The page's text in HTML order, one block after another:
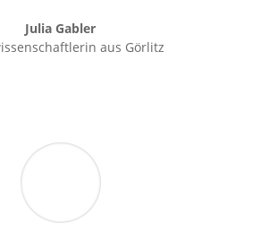
Julia Gabler
aus Görlitz